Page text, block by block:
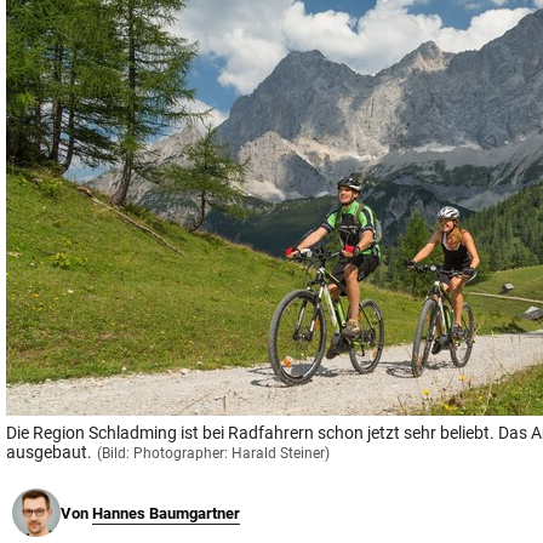
© Krone Multimedia GmbH & Co KG 2026
Muthgasse 2, 1190 Wien
Die Region Schladming ist bei Radfahrern schon jetzt sehr beliebt. Das
ausgebaut. (Bild: Photographer: Harald Steiner)
Von Hannes Baumgartner